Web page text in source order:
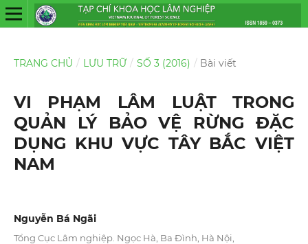
TRANG CHỦ / LƯU TRỮ / SỐ 3 (2016) / Bài viết
VI PHẠM LÂM LUẬT TRONG
QUẢN LÝ BẢO VỆ RỪNG ĐẶC
DỤNG KHU VỰC TÂY BẮC VIỆT
NAM
Nguyễn Bá Ngãi
Tổng Cục Lâm nghiệp. Ngọc Hà, Ba Đình, Hà Nội,